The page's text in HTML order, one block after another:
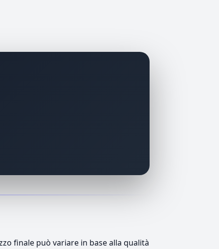
finale può variare in base alla qualità